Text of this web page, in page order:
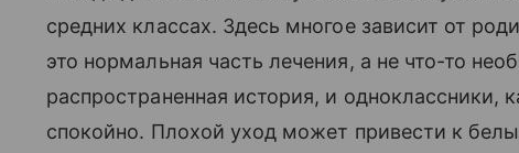
средних классах. Здесь многое зависит от
это нормальная часть лечения, а не что-то
распространенная история, и одноклассники,
спокойно. Плохой уход может привести к